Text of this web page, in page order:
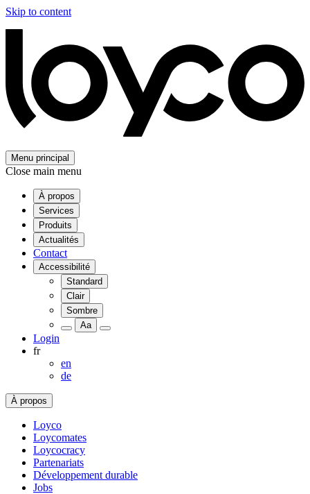
Skip to content
Menu principal
Close main menu
À propos
Services
Produits
Actualités
Contact
Accessibilité
Standard
Clair
Sombre
Aa
Login
fr
en
de
À propos
Loyco
Loycomates
Loycocracy
Partenariats
Développement durable
Jobs